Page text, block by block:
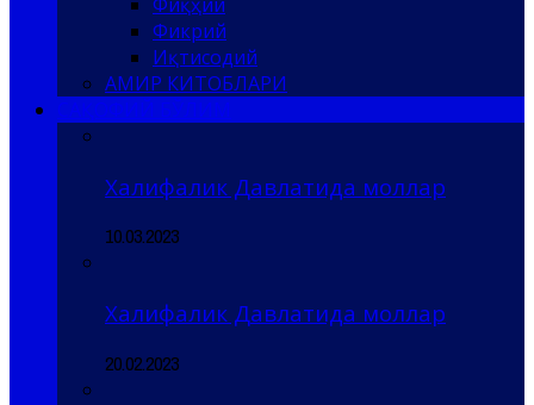
Фикрий
Иқтисодий
АМИР КИТОБЛАРИ
Халифалик Давлатида моллар
10.03.2023
Халифалик Давлатида моллар
20.02.2023